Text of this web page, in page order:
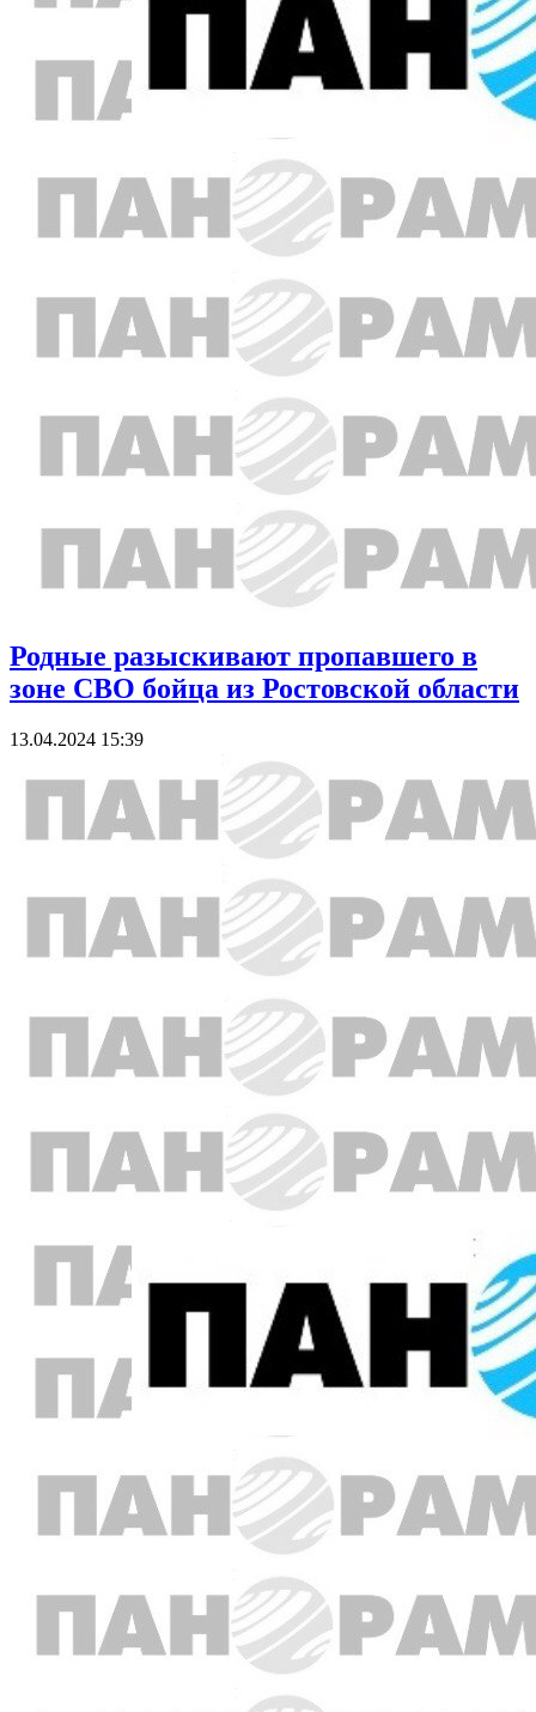
Родные разыскивают пропавшего в
зоне СВО бойца из Ростовской области
13.04.2024 15:39